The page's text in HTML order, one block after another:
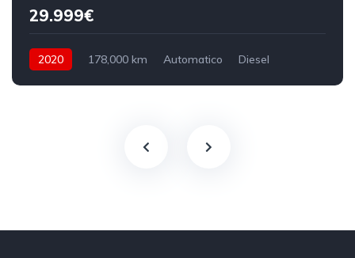
29.999€
2020 178,000 km Automatico
Diesel